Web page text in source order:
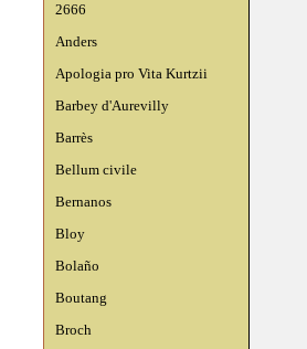
2666
Anders
Apologia pro Vita Kurtzii
Barbey d'Aurevilly
Barrès
Bellum civile
Bernanos
Bloy
Bolaño
Boutang
Broch